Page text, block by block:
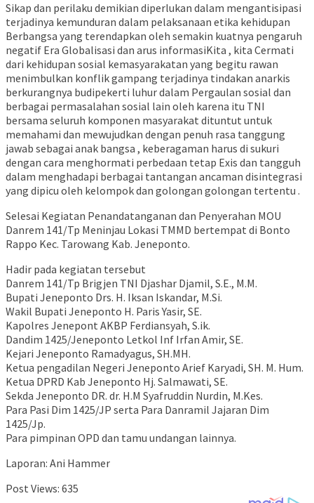
Sikap dan perilaku demikian diperlukan dalam mengantisipasi
terjadinya kemunduran dalam pelaksanaan etika kehidupan
Berbangsa yang terendapkan oleh semakin kuatnya pengaruh
negatif Era Globalisasi dan arus informasiKita , kita Cermati
dari kehidupan sosial kemasyarakatan yang begitu rawan
menimbulkan konflik gampang terjadinya tindakan anarkis
berkurangnya budipekerti luhur dalam Pergaulan sosial dan
berbagai permasalahan sosial lain oleh karena itu TNI
bersama seluruh komponen masyarakat dituntut untuk
memahami dan mewujudkan dengan penuh rasa tanggung
jawab sebagai anak bangsa , keberagaman harus di sukuri
dengan cara menghormati perbedaan tetap Exis dan tangguh
dalam menghadapi berbagai tantangan ancaman disintegrasi
yang dipicu oleh kelompok dan golongan golongan tertentu .
Selesai Kegiatan Penandatanganan dan Penyerahan MOU
Danrem 141/Tp Meninjau Lokasi TMMD bertempat di Bonto
Rappo Kec. Tarowang Kab. Jeneponto.
Hadir pada kegiatan tersebut
Danrem 141/Tp Brigjen TNI Djashar Djamil, S.E., M.M.
Bupati Jeneponto Drs. H. Iksan Iskandar, M.Si.
Wakil Bupati Jeneponto H. Paris Yasir, SE.
Kapolres Jenepont AKBP Ferdiansyah, S.ik.
Dandim 1425/Jeneponto Letkol Inf Irfan Amir, SE.
Kejari Jeneponto Ramadyagus, SH.MH.
Ketua pengadilan Negeri Jeneponto Arief Karyadi, SH. M. Hum.
Ketua DPRD Kab Jeneponto Hj. Salmawati, SE.
Sekda Jeneponto DR. dr. H.M Syafruddin Nurdin, M.Kes.
Para Pasi Dim 1425/JP serta Para Danramil Jajaran Dim
1425/Jp.
Para pimpinan OPD dan tamu undangan lainnya.
Laporan: Ani Hammer
Post Views: 635